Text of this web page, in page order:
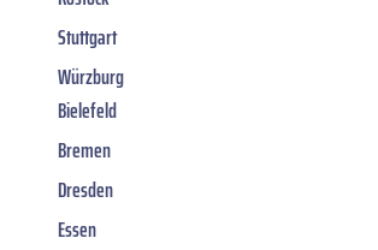
Stuttgart
Würzburg
Bielefeld
Bremen
Dresden
Essen